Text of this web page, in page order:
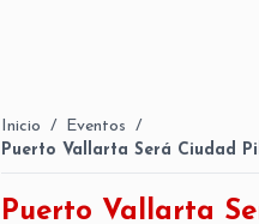
Inicio / Eventos /
Puerto Vallarta Será Ciudad
Puerto Vallarta